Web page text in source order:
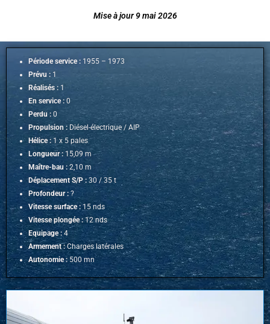
Mise à jour 9 mai 2026
Période service : 1955 – 1973
Prévu : 1
Réalisés : 1
En service : 0
Perdu : 0
Propulsion : Diésel-électrique / AIP
Hélice : 1 x 5 pales
Longueur :15,09 m
Maître-bau :2,10 m
Déplacement S/P : 30 / 35 t
Profondeur :?
Vitesse surface :15 nds
Vitesse plongée :12 nds
Equipage : 4
Armement :Charges latérales
Autonomie :500 mn